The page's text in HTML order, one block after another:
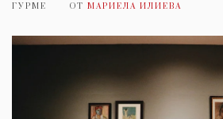
ГУРМЕ ОТ МАРИЕЛА ИЛИЕВА